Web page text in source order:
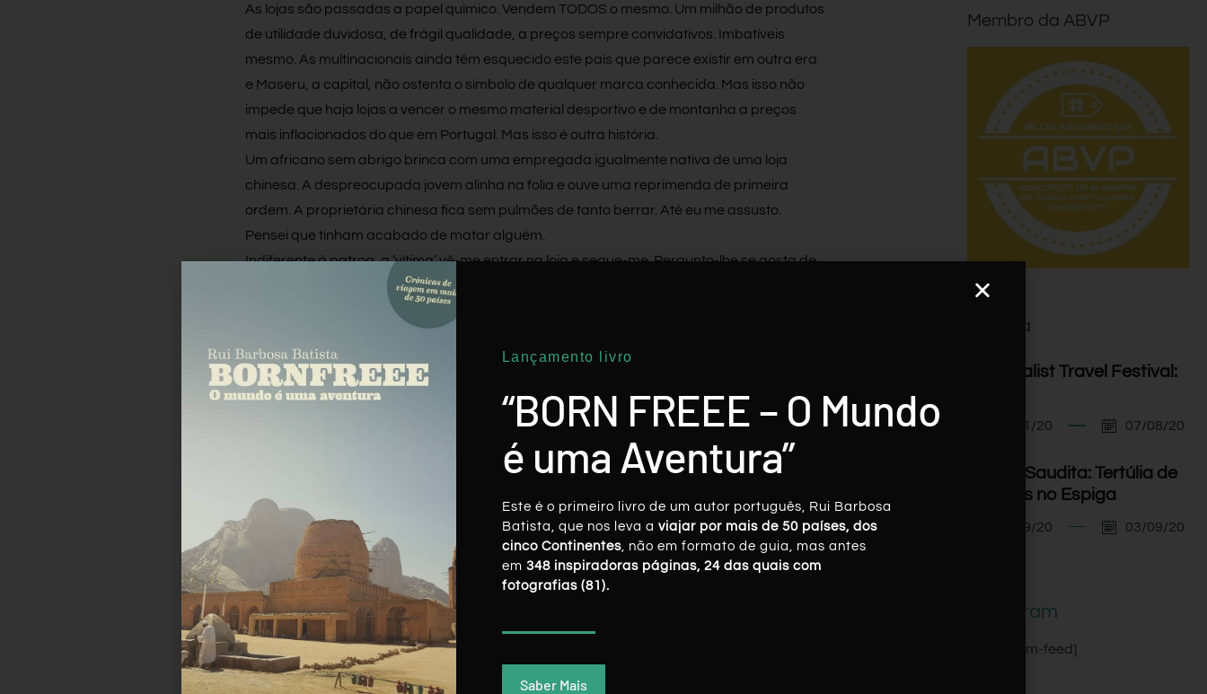
As lojas são passadas a papel químico. Vendem TODOS o mesmo. Um milhão de produtos
de utilidade duvidosa, de frágil qualidade, a preços sempre convidativos. Imbatíveis
mesmo. As multinacionais ainda têm esquecido este país que parece existir em outra era
e Maseru, a capital, não ostenta o símbolo de qualquer marca conhecida. Mas isso não
impede que haja lojas a vencer o mesmo material desportivo e de montanha a preços
mais inflacionados do que em Portugal. Mas isso é outra história.
Um africano sem abrigo brinca com uma empregada igualmente nativa de uma loja
chinesa. A despreocupada jovem alinha na folia e ouve uma reprimenda de primeira
ordem. A proprietária chinesa fica sem pulmões de tanto berrar. Até eu me assusto.
Pensei que tinham acabado de matar alguém.
Indiferente à patroa, a ‘vítima’ vê-me entrar na loja e segue-me. Pergunto-lhe se gosta de
trabalhar para estrangeiros. Encolhe tranquilamente os ombros. Sorri. Diz que lhe é
enquanto solta uma descontraída gargalhada. Que antecede a minha.
“Hakuna Matata” (“Sem problemas”), penso eu.
LinkedIn Pinterest
Membro da ABVP
Agenda
I Minimalist Travel Festival:
07/11/20 07/08/20
Arábia Saudita: Tertúlia de
Viagens no Espiga
03/09/20 03/09/20
Instagram
[instagram-feed]
Lançamento livro
“BORN FREEE – O Mundo
é uma Aventura”
Este é o primeiro livro de um autor português, Rui Barbosa
Batista, que nos leva a viajar por mais de 50 países, dos
cinco Continentes, não em formato de guia, mas antes
em 348 inspiradoras páginas, 24 das quais com
fotografias (81).
Saber Mais